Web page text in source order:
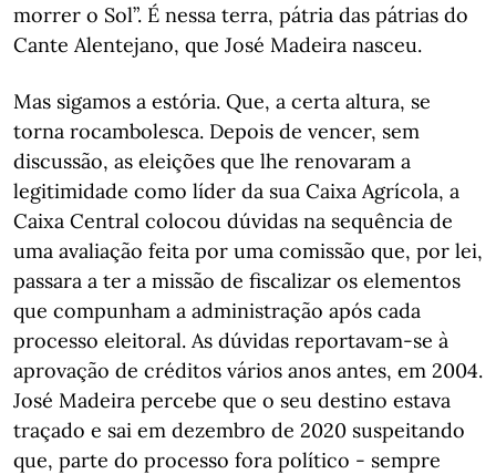
morrer o Sol”. É nessa terra, pátria das pátrias do
Cante Alentejano, que José Madeira nasceu.
Mas sigamos a estória. Que, a certa altura, se
torna rocambolesca. Depois de vencer, sem
discussão, as eleições que lhe renovaram a
legitimidade como líder da sua Caixa Agrícola, a
Caixa Central colocou dúvidas na sequência de
uma avaliação feita por uma comissão que, por lei,
passara a ter a missão de fiscalizar os elementos
que compunham a administração após cada
processo eleitoral. As dúvidas reportavam-se à
aprovação de créditos vários anos antes, em 2004.
José Madeira percebe que o seu destino estava
traçado e sai em dezembro de 2020 suspeitando
que, parte do processo fora político - sempre